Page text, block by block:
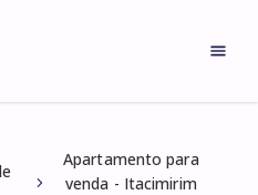
Apartamento para
venda - Itacimirim